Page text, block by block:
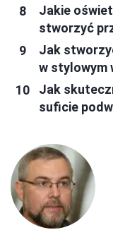
Jakie
stworzyć
Jak
w stylowym
Jak
suficie